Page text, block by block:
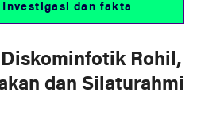
dan fakta
Rohil,
dan Silaturahmi